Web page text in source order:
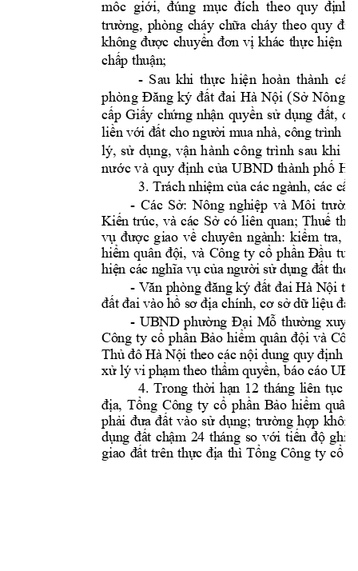
mốc giới, đúng mục đích
  theo
quy định
trường, phòng cháy chữa cháy theo quy đ
không được chuyển đơn vị khác thực hiện
chấp thuận;
- Sau khi thực hiện hoàn thành cá
phòng Đăng ký đất đai Hà Nội (Sở Nông
cấp Giấy chứng nhận quyền sử dụng đất,
liền với đất cho người mua nhà, công trình
lý, sử dụng, vận hành công trình sau khi
nước và quy định của UBND thành phố H
3. Trách nhiệm của các ngành, các cấ
- Các Sở: Nông nghiệp và Môi
Kiến trúc, và các Sở có liên quan; Thuế
vụ được giao về chuyên ngành: kiểm tra,
hiểm quân đội, và Công ty cổ phần Đầu tư
hiện các nghĩa vụ của người sử dụng đất t
- Văn phòng đăng ký đất đai Hà Nội
đất đai vào hồ sơ địa chính, cơ sở dữ liệu đất
- UBND phường Đại Mỗ thường
Công ty cổ phần Bảo hiểm quân đội và
Thủ đô Hà Nội theo các nội dung quy định
xử lý vi phạm theo thẩm quyền, báo cáo
4. Trong thời hạn 12 tháng liên tục
địa, Tổng Công ty cổ phần Bảo hiểm quân
phải đưa đất vào sử dụng; trường hợp
dụng đất chậm 24 tháng so với tiến độ ghi
giao đất trên thực địa thì Tổng Công ty cổ